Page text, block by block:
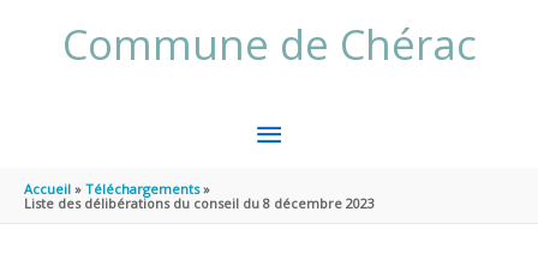
Commune de Chérac
MENU
PRINCIPAL
Accueil
Téléchargements
Liste des délibérations du conseil du 8 décembre 2023